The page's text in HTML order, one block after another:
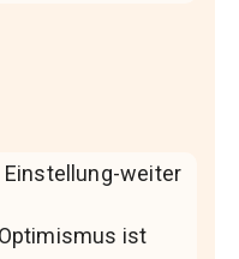
Einstellung-weiter
ist